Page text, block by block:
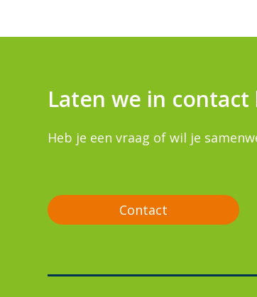
Laten we in contact
Heb je een vraag of wil je
Contact